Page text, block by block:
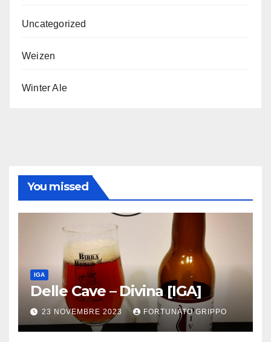
Uncategorized
Weizen
Winter Ale
You missed
IGA
Delle Cave – Divina [IGA]
23 NOVEMBRE 2023 FORTUNATO GRIPPO